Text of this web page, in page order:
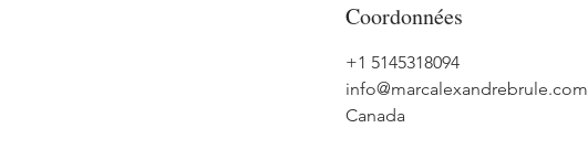
Coordonnées
+1 5145318094
info@marcalexandrebrule.com
Canada